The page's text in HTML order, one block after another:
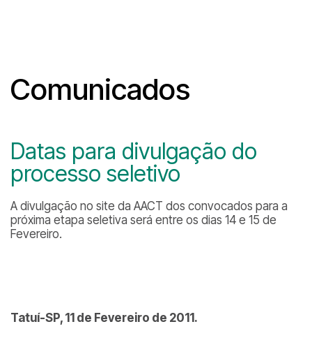
Comunicados
Datas para divulgação do
processo seletivo
A divulgação no site da AACT dos convocados para a
próxima etapa seletiva será entre os dias 14 e 15 de
Fevereiro.
Tatuí-SP, 11 de Fevereiro de 2011.